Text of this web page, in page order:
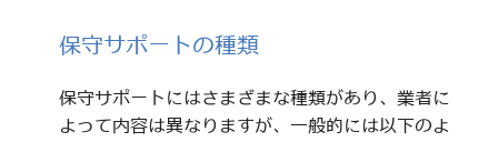
保守サポートの種類
保守サポートにはさまざまな種類があり、業者に
よって内容は異なりますが、一般的には以下のよ